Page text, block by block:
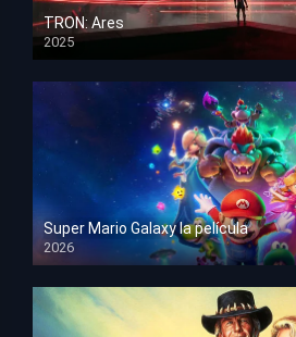
TRON: Ares
2025
HD 1080p
Super Mario Galaxy la película
2026
HD 1080p